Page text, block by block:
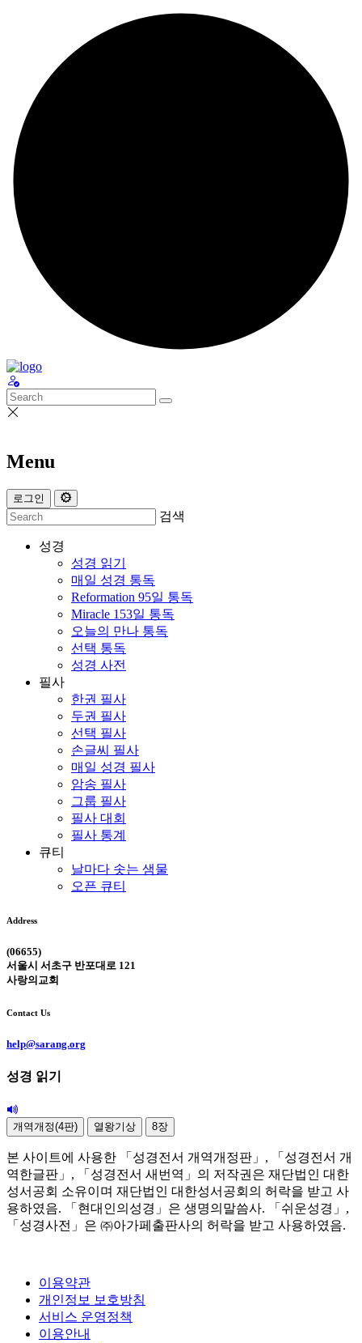
Menu
로그인
검색
성경
성경 읽기
매일 성경 통독
Reformation 95일 통독
Miracle 153일 통독
오늘의 만나 통독
선택 통독
성경 사전
필사
한권 필사
두권 필사
선택 필사
손글씨 필사
매일 성경 필사
암송 필사
그룹 필사
필사 대회
필사 통계
큐티
날마다 솟는 샘물
오픈 큐티
Address
(06655)
서울시 서초구 반포대로 121
사랑의교회
Contact Us
help@sarang.org
성경 읽기
개역개정(4판) 열왕기상 8장
본 사이트에 사용한 「성경전서 개역개정판」, 「성경전서 개
역한글판」, 「성경전서 새번역」의 저작권은 재단법인 대한
성서공회 소유이며 재단법인 대한성서공회의 허락을 받고 사
용하였음. 「현대인의성경」은 생명의말씀사. 「쉬운성경」,
「성경사전」은 ㈜아가페출판사의 허락을 받고 사용하였음.
이용약관
개인정보 보호방침
서비스 운영정책
이용안내